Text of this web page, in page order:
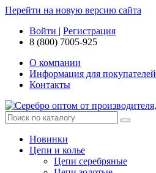
Перейти на новую версию сайта
Войти | Регистрация
8 (800) 7005-925
О компании
Информация для покупателей
Контакты
Новинки
Цепи и колье
Цепи серебряные